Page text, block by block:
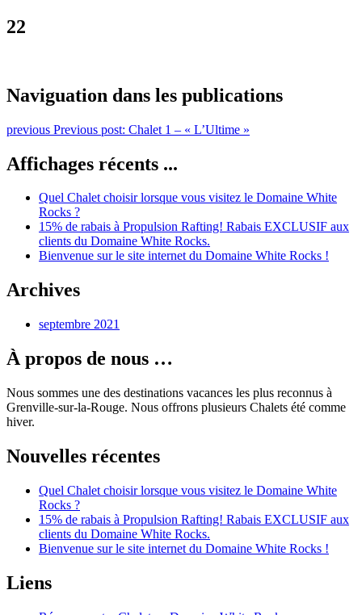
22
Naviguation dans les publications
previous Previous post: Chalet 1 – « L’Ultime »
Affichages récents ...
Quel Chalet choisir lorsque vous visitez le Domaine White
Rocks ?
15% de rabais à Propulsion Rafting! Rabais EXCLUSIF aux
clients du Domaine White Rocks.
Bienvenue sur le site internet du Domaine White Rocks !
Archives
septembre 2021
À propos de nous …
Nous sommes une des destinations vacances les plus reconnus à
Grenville-sur-la-Rouge. Nous offrons plusieurs Chalets été comme
hiver.
Nouvelles récentes
Quel Chalet choisir lorsque vous visitez le Domaine White
Rocks ?
15% de rabais à Propulsion Rafting! Rabais EXCLUSIF aux
clients du Domaine White Rocks.
Bienvenue sur le site internet du Domaine White Rocks !
Liens